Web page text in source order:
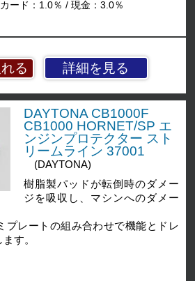
詳細を見る
カード：1.0％ / 現金：3.0％
DAYTONA CB1000F
CB1000 HORNET/SP エ
ンジンプロテクター スト
リームライン 37001
(DAYTONA)
樹脂製パッドが転倒時のダメー
ジを吸収し、マシンへのダメー
プレートの組み合わせで機能とドレ
す。